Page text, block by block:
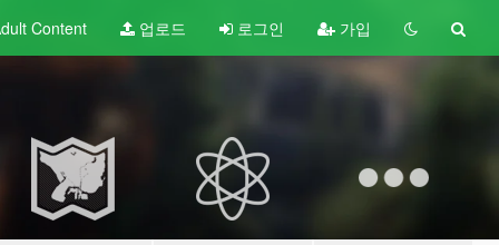
Content 업로드 로그인 가입